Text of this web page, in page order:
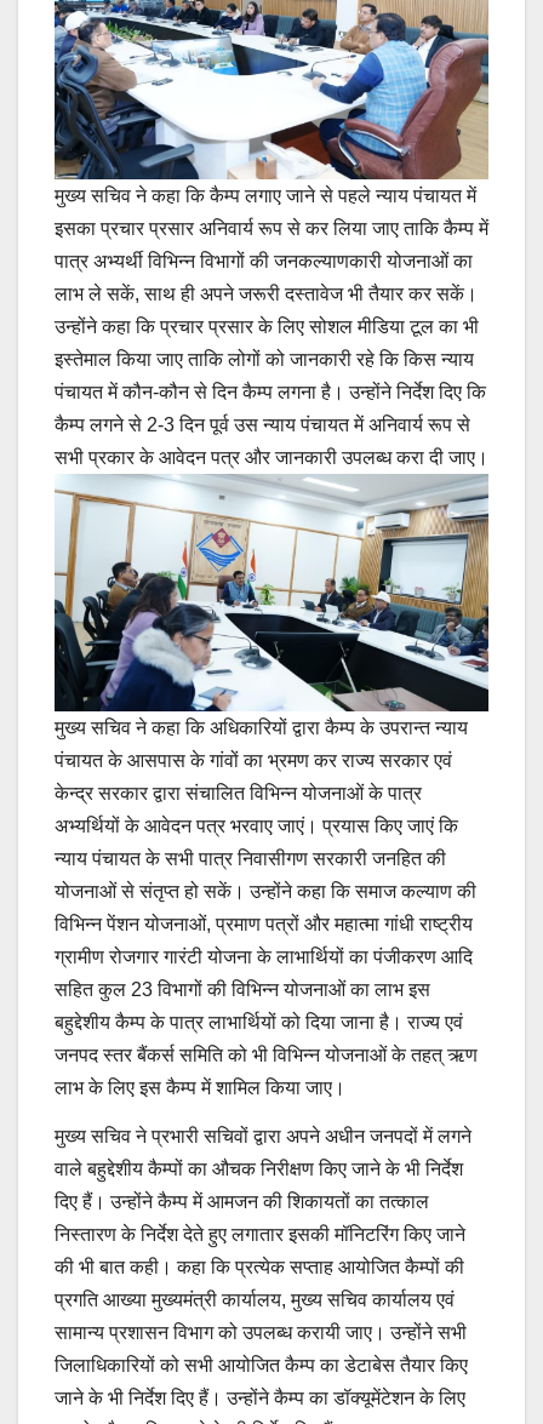
मुख्य सचिव ने कहा कि कैम्प लगाए जाने से पहले न्याय पंचायत में
इसका प्रचार प्रसार अनिवार्य रूप से कर लिया जाए ताकि कैम्प में
पात्र अभ्यर्थी विभिन्न विभागों की जनकल्याणकारी योजनाओं का
लाभ ले सकें, साथ ही अपने जरूरी दस्तावेज भी तैयार कर सकें।
उन्होंने कहा कि प्रचार प्रसार के लिए सोशल मीडिया टूल का भी
इस्तेमाल किया जाए ताकि लोगों को जानकारी रहे कि किस न्याय
पंचायत में कौन-कौन से दिन कैम्प लगना है। उन्होंने निर्देश दिए कि
कैम्प लगने से 2-3 दिन पूर्व उस न्याय पंचायत में अनिवार्य रूप से
सभी प्रकार के आवेदन पत्र और जानकारी उपलब्ध करा दी जाए।
मुख्य सचिव ने कहा कि अधिकारियों द्वारा कैम्प के उपरान्त न्याय
पंचायत के आसपास के गांवों का भ्रमण कर राज्य सरकार एवं
केन्द्र सरकार द्वारा संचालित विभिन्न योजनाओं के पात्र
अभ्यर्थियों के आवेदन पत्र भरवाए जाएं। प्रयास किए जाएं कि
न्याय पंचायत के सभी पात्र निवासीगण सरकारी जनहित की
योजनाओं से संतृप्त हो सकें। उन्होंने कहा कि समाज कल्याण की
विभिन्न पेंशन योजनाओं, प्रमाण पत्रों और महात्मा गांधी राष्ट्रीय
ग्रामीण रोजगार गारंटी योजना के लाभार्थियों का पंजीकरण आदि
सहित कुल 23 विभागों की विभिन्न योजनाओं का लाभ इस
बहुद्देशीय कैम्प के पात्र लाभार्थियों को दिया जाना है। राज्य एवं
जनपद स्तर बैंकर्स समिति को भी विभिन्न योजनाओं के तहत् ऋण
लाभ के लिए इस कैम्प में शामिल किया जाए।
मुख्य सचिव ने प्रभारी सचिवों द्वारा अपने अधीन जनपदों में लगने
वाले बहुद्देशीय कैम्पों का औचक निरीक्षण किए जाने के भी निर्देश
दिए हैं। उन्होंने कैम्प में आमजन की शिकायतों का तत्काल
निस्तारण के निर्देश देते हुए लगातार इसकी मॉनिटरिंग किए जाने
की भी बात कही। कहा कि प्रत्येक सप्ताह आयोजित कैम्पों की
प्रगति आख्या मुख्यमंत्री कार्यालय, मुख्य सचिव कार्यालय एवं
सामान्य प्रशासन विभाग को उपलब्ध करायी जाए। उन्होंने सभी
जिलाधिकारियों को सभी आयोजित कैम्प का डेटाबेस तैयार किए
जाने के भी निर्देश दिए हैं। उन्होंने कैम्प का डॉक्यूमेंटेशन के लिए